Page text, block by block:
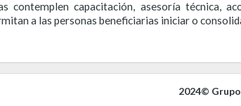
contemplen capacitación, asesoría técnica,
a las personas beneficiarias iniciar o
2024©